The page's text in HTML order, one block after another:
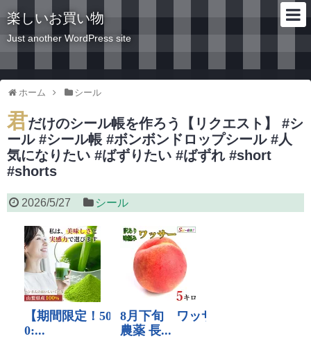
楽しいお買い物
Just another WordPress site
ホーム シール
君だけのシール帳を作ろう【リクエスト】 #シ
ール #シール帳 #ボンボンドロップシール #人
気になりたい #ばずりたい #ばずれ #short
#shorts
2026/5/27 シール